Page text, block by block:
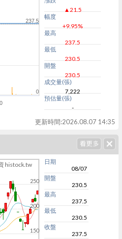
237.5
0
▲21.5
幅度
+9.95%
最高
237.5
最低
230.5
開盤
230.5
成交量(張)
7,222
預估量(張)
-
更新時間:2026.08.07 14:35
histock.tw
150
200
250
日期
08/07
開盤
230.5
最高
237.5
最低
230.5
收盤
237.5